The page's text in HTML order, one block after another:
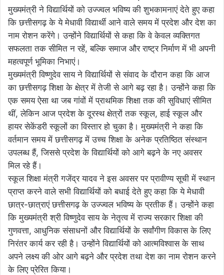
मुख्यमंत्री ने विद्यार्थियों को उज्ज्वल भविष्य की शुभकामनाएं देते हुए कहा
कि छत्तीसगढ़ के ये मेधावी विद्यार्थी आने वाले समय में प्रदेश और देश का
नाम रोशन करेंगे। उन्होंने विद्यार्थियों से कहा कि वे केवल व्यक्तिगत
सफलता तक सीमित न रहें, बल्कि समाज और राष्ट्र निर्माण में भी अपनी
महत्वपूर्ण भूमिका निभाएं।
मुख्यमंत्री विष्णुदेव साय ने विद्यार्थियों से संवाद के दौरान कहा कि आज
का छत्तीसगढ़ शिक्षा के क्षेत्र में तेजी से आगे बढ़ रहा है। उन्होंने कहा कि
एक समय ऐसा था जब गांवों में प्राथमिक शिक्षा तक की सुविधाएं सीमित
थीं, लेकिन आज प्रदेश के दूरस्थ क्षेत्रों तक स्कूल, हाई स्कूल और
हायर सेकेंडरी स्कूलों का विस्तार हो चुका है। मुख्यमंत्री ने कहा कि
वर्तमान समय में छत्तीसगढ़ में उच्च शिक्षा के अनेक प्रतिष्ठित संस्थान
उपलब्ध हैं, जिससे प्रदेश के विद्यार्थियों को आगे बढ़ने के नए अवसर
मिल रहे हैं।
स्कूल शिक्षा मंत्री गजेंद्र यादव ने इस अवसर पर प्रावीण्य सूची में स्थान
प्राप्त करने वाले सभी विद्यार्थियों को बधाई देते हुए कहा कि ये मेधावी
छात्र-छात्राएं छत्तीसगढ़ के उज्ज्वल भविष्य के प्रतीक हैं। उन्होंने कहा
कि मुख्यमंत्री श्री विष्णुदेव साय के नेतृत्व में राज्य सरकार शिक्षा की
गुणवत्ता, आधुनिक संसाधनों और विद्यार्थियों के सर्वांगीण विकास के लिए
निरंतर कार्य कर रही है। उन्होंने विद्यार्थियों को आत्मविश्वास के साथ
अपने लक्ष्य की ओर आगे बढ़ने और प्रदेश तथा देश का नाम रोशन करने
के लिए प्रेरित किया।